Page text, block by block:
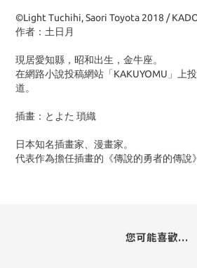
©Light Tuchihi, Saori Toyota 2018 /
作者：土日月
現居愛知縣，昭和出生，金牛座。
在網路小說投稿網站「KAKUYOMU」上
道。
插畫：とよた 瑣織
日本知名插畫家、漫畫家。
代表作為擔任插畫的《傳說的勇者的傳說
您可能喜歡...